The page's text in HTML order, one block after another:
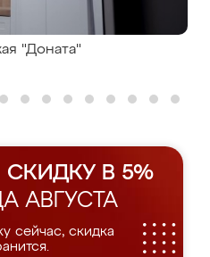
"Доната"
В 5%
АВГУСТА
сейчас, скидка